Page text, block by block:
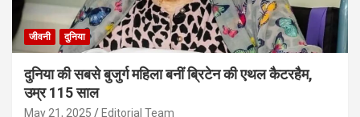
जीवनी दुनिया
दुनिया की सबसे बुजुर्ग महिला बनीं ब्रिटेन की एथल कैटरहैम,
उम्र 115 साल
May 21, 2025 Editorial Team